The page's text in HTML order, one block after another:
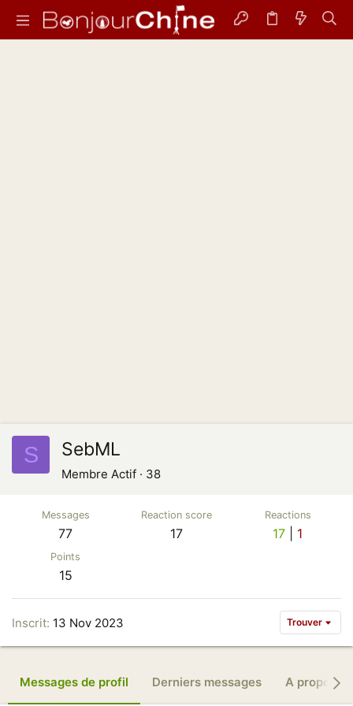
S SebML
Membre Actif · 38
Messages
77
Reaction score
17
Reactions
17 1
Points
15
Inscrit 13 Nov 2023 Trouver
Messages de profil Derniers messages A propos